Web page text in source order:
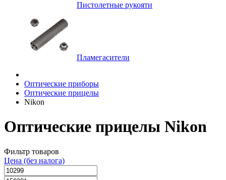
Пистолетные рукояти
Пламегасители
Оптические приборы
Оптические прицелы
Nikon
Оптические прицелы Nikon
Фильтр товаров
Цена (без налога)